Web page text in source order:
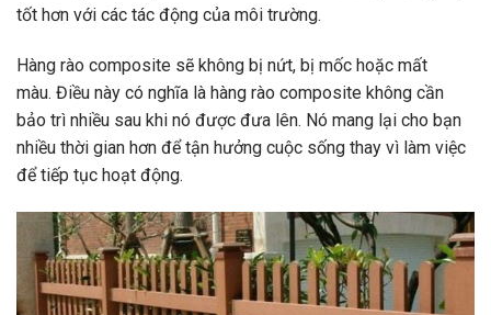
tốt hơn với các tác động của môi trường.
Hàng rào composite sẽ không bị nứt, bị mốc hoặc mất
màu. Điều này có nghĩa là hàng rào composite không cần
bảo trì nhiều sau khi nó được đưa lên. Nó mang lại cho bạn
nhiều thời gian hơn để tận hưởng cuộc sống thay vì làm việc
để tiếp tục hoạt động.